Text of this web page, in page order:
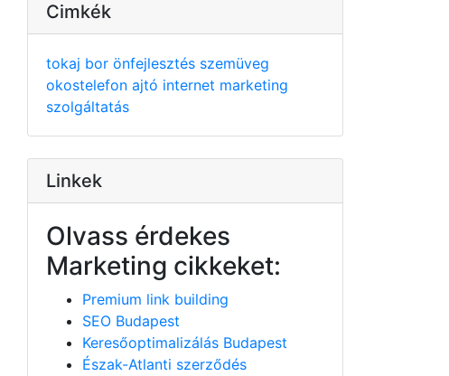
Cimkék
tokaj bor önfejlesztés szemüveg
okostelefon ajtó internet marketing
szolgáltatás
Linkek
Olvass érdekes
Marketing cikkeket:
Premium link building
SEO Budapest
Keresőoptimalizálás Budapest
Észak-Atlanti szerződés